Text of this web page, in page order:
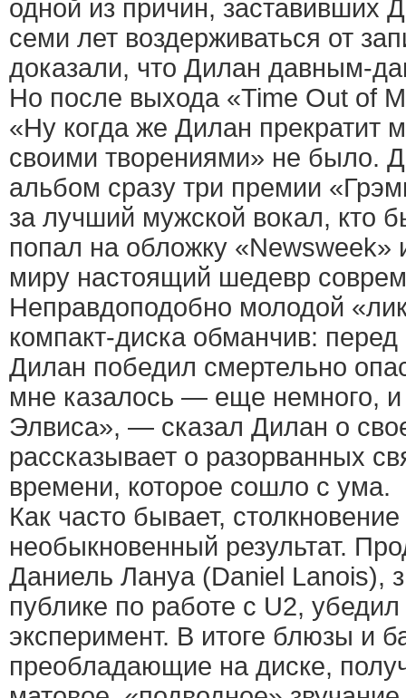
одной из причин, заставивших
семи лет воздерживаться от
доказали, что Дилан давным-
Но после выхода «Time Out of
«Ну когда же Дилан прекратит
своими творениями» не было.
альбом сразу три премии
за лучший мужской вокал, кто
попал на обложку «Newsweek»
миру настоящий шедевр
Неправдоподобно молодой
компакт-диска обманчив:
Дилан победил смертельно
мне казалось — еще немного, и
Элвиса», — сказал Дилан о
рассказывает о разорванных
времени, которое сошло с ума.
Как часто бывает,
необыкновенный результат.
Даниель Лануа (Daniel Lanois),
публике по работе с U2,
эксперимент. В итоге блюзы и
преобладающие на диске,